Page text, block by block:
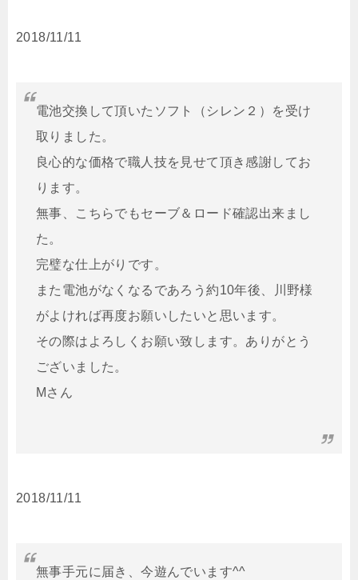
2018/11/11
電池交換して頂いたソフト（シレン２）を受け
取りました。
良心的な価格で職人技を見せて頂き感謝してお
ります。
無事、こちらでもセーブ＆ロード確認出来まし
た。
完璧な仕上がりです。
また電池がなくなるであろう約10年後、川野様
がよければ再度お願いしたいと思います。
その際はよろしくお願い致します。ありがとう
ございました。
Mさん
2018/11/11
無事手元に届き、今遊んでいます^^